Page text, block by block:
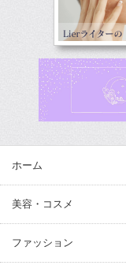
ホーム
美容・コスメ
ファッション